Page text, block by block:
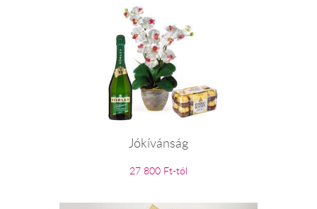
Jókívánság
27 800 Ft-tól